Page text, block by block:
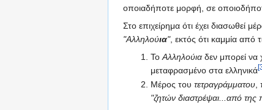
οποιαδήποτε μορφή, σε
Στο επιχείρημα ότι έχει διασωθεί
"Αλληλούια", εκτός ότι καμμία από
Το Αλληλούιαδεν μπορεί να
μεταφρασμένο στα ελληνικά
Μέρος του τετραγράμματου,
"ζητών διαστρέψαι...από της